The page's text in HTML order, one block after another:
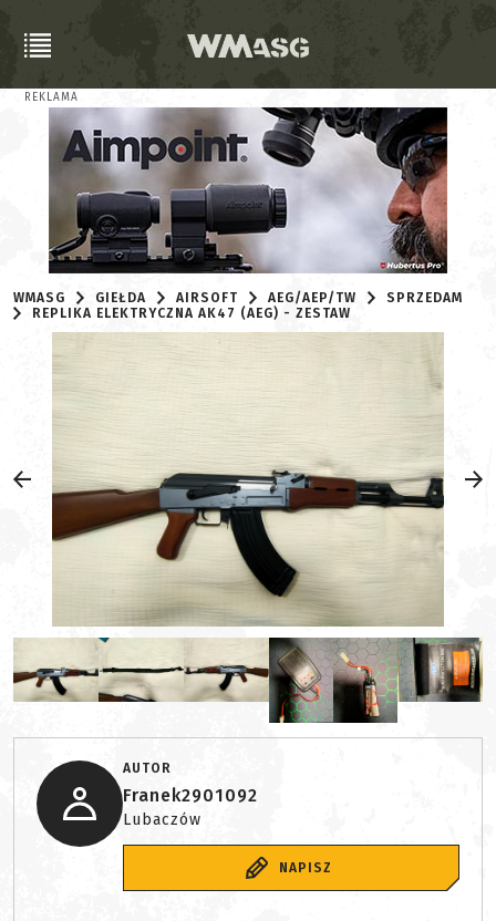
REKLAMA
WMASG GIEŁDA AIRSOFT AEG/AEP/TW
SPRZEDAM
REPLIKA ELEKTRYCZNA AK47 (AEG) - ZESTAW
AUTOR
Franek2901092
Lubaczów
NAPISZ